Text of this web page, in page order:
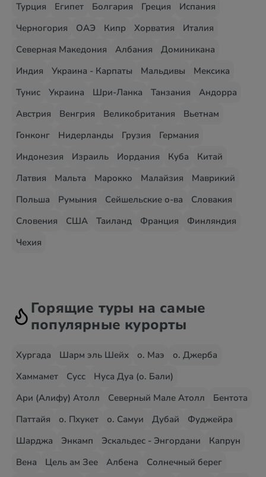
Турция Египет Болгария Греция
Испания
Черногория
ОАЭ Кипр Хорватия
Италия
Северная Македония
Албания
Доминикана
Индия
Украина - Карпаты Мальдивы
Мексика
Тунис
Украина Шри-Ланка Танзания
Андорра
Австрия
Венгрия Великобритания
Вьетнам
Гонконг
Нидерланды Грузия
Германия
Индонезия
Израиль Иордания Куба
Китай
Латвия
Мальта Марокко Малайзия
Маврикий
Польша
Румыния Сейшельские о-ва
Словакия
Словения
США Таиланд Франция
Финляндия
Чехия
Горящие туры на самые
популярные курорты
Хургада Шарм эль Шейх о. Маэ
о. Джерба
Хаммамет
Сусс
Нуса Дуа (о. Бали)
Ари (Алифу) Атолл
Северный Мале Атолл
Бентота
Паттайя
о. Пхукет о. Самуи Дубай
Фуджейра
Шарджа
Энкамп Эскальдес - Энгордани
Капрун
Вена
Цель ам Зее Албена
Солнечный берег